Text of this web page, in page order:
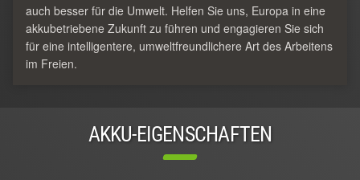
auch besser für die Umwelt. Helfen Sie uns, Europa in eine
akkubetriebene Zukunft zu führen und engagieren Sie sich
für eine intelligentere, umweltfreundlichere Art des Arbeitens
im Freien.
AKKU-EIGENSCHAFTEN